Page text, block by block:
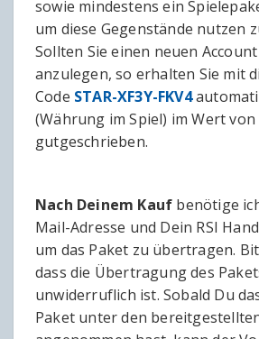
sowie mindestens ein
um diese Gegenstände nutzen
Sollten Sie einen neuen
anzulegen, so erhalten Sie mit
Code STAR-XF3Y-FKV4
(Währung im Spiel) im Wert von
gutgeschrieben.
Nach Deinem Kauf benötige
Mail-Adresse und Dein RSI
um das Paket zu übertragen.
dass die Übertragung des
unwiderruflich ist. Sobald Du
Paket unter den